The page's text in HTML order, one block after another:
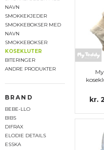
NAVN
SMOKKEKJEDER
SMOKKEBOKSER MED
NAVN
SMOKKEBOKSER
KOSEKLUTER
BITERINGER
ANDRE PRODUKTER
BRAND
BEBE-LLO
BIBS
DIFRAX
ELODIE DETAILS
ESSKA
kr.